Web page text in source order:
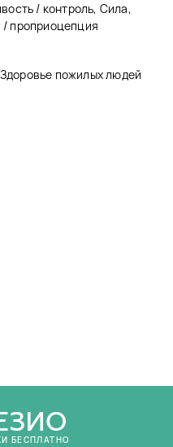
/ контроль, Сила,
/ проприоцепция
пожилых людей
БЕСПЛАТНО